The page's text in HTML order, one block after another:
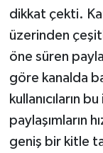
dikkat çekti.
üzerinden
öne süren
göre kanalda
kullanıcıların
paylaşımların
geniş bir kitle